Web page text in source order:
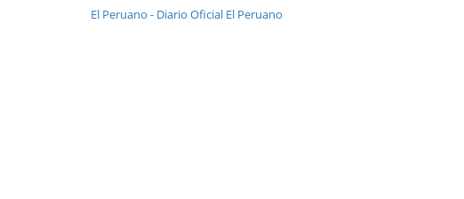
El Peruano - Diario Oficial El Peruano